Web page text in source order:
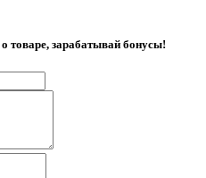
товаре, зарабатывай бонусы!